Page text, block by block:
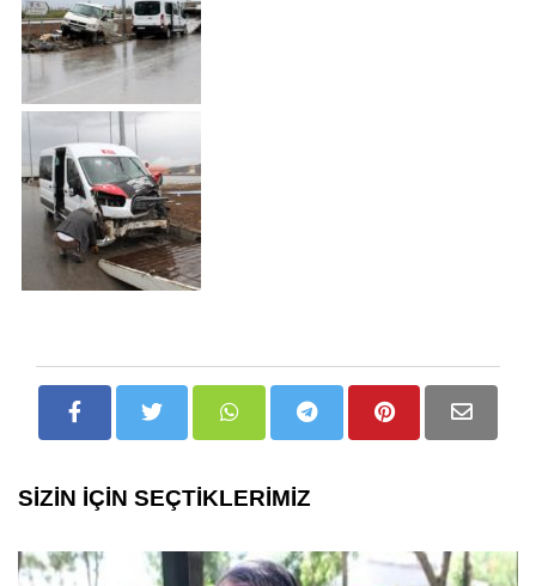
SİZİN İÇİN SEÇTİKLERİMİZ